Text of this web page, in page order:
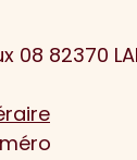
82370